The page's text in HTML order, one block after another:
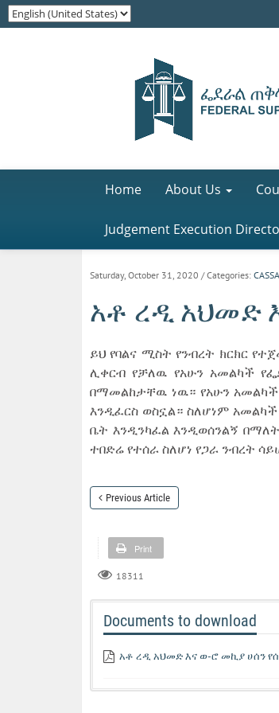
Home About Us
Judgement Execution
Saturday, October 31, 2020 / Categories:
አቶ ረዲ አህመድ
ይህ የባልና ሚስት የንብረት ክርክር
ሊቀርብ የቻለዉ የአሁን አመልካች
በማመልከታቸዉ ነዉ። የአሁን
እንዲፈርስ ወስኗል። ስለሆነም
ቤት እንዲንካፈል እንዲወሰንልኝ
ተበድሬ የተሰራ ስለሆነ የጋራ ንብረት
Previous Article
Print
18311
Documents to download
አቶ ረዲ አህመድ እና ወ-ሮ መኪያ ሀሰን